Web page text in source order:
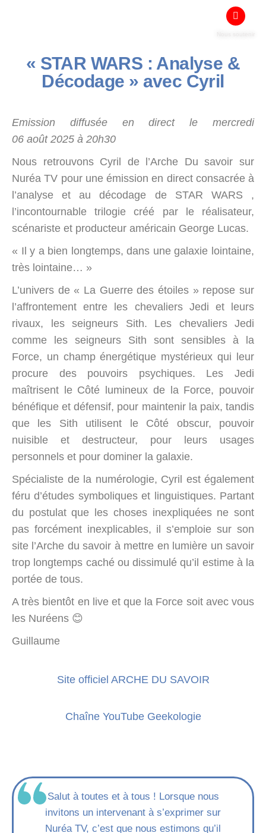
« STAR WARS : Analyse &
Décodage » avec Cyril
Emission diffusée en direct le mercredi
06 août 2025 à 20h30
Nous retrouvons Cyril de l’Arche Du savoir sur
Nuréa TV pour une émission en direct consacrée à
l’analyse et au décodage de STAR WARS ,
l’incontournable trilogie créé par le réalisateur,
scénariste et producteur américain George Lucas.
« Il y a bien longtemps, dans une galaxie lointaine,
très lointaine… »
L’univers de « La Guerre des étoiles » repose sur
l’affrontement entre les chevaliers Jedi et leurs
rivaux, les seigneurs Sith. Les chevaliers Jedi
comme les seigneurs Sith sont sensibles à la
Force, un champ énergétique mystérieux qui leur
procure des pouvoirs psychiques. Les Jedi
maîtrisent le Côté lumineux de la Force, pouvoir
bénéfique et défensif, pour maintenir la paix, tandis
que les Sith utilisent le Côté obscur, pouvoir
nuisible et destructeur, pour leurs usages
personnels et pour dominer la galaxie.
Spécialiste de la numérologie, Cyril est également
féru d’études symboliques et linguistiques. Partant
du postulat que les choses inexpliquées ne sont
pas forcément inexplicables, il s’emploie sur son
site l’Arche du savoir à mettre en lumière un savoir
trop longtemps caché ou dissimulé qu’il estime à la
portée de tous.
A très bientôt en live et que la Force soit avec vous
les Nuréens 😊
Guillaume
Site officiel ARCHE DU SAVOIR
Chaîne YouTube Geekologie
Salut à toutes et à tous ! Lorsque nous
invitons un intervenant à s’exprimer sur
Nuréa TV, c’est que nous estimons qu’il